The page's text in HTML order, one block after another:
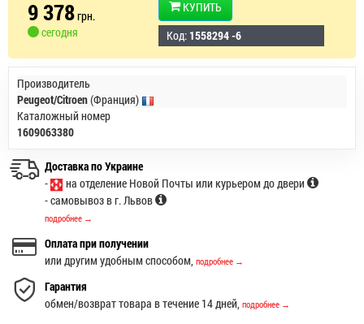
9 378грн.
сегодня
КУПИТЬ
Код: 1558294 -6
Производитель
Peugeot/Citroen(Франция)
Каталожный номер
1609063380
Доставка по Украине
-
на отделение Новой Почты или курьером до двери
- самовывоз в г. Львов
подробнее →
Оплата при получении
или другим удобным способом, подробнее →
Гарантия
обмен/возврат товара в течение 14 дней, подробнее →